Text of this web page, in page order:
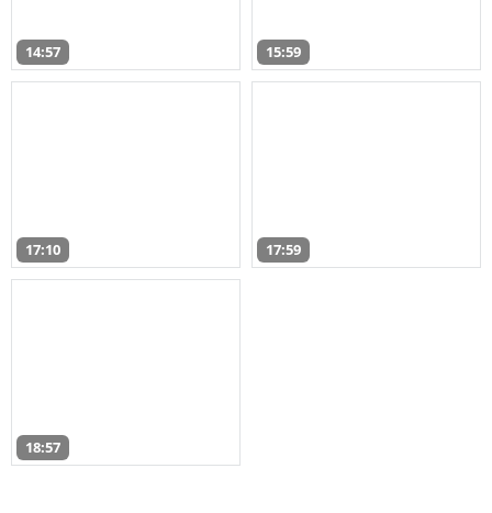
14:57 15:59
17:10 17:59
18:57